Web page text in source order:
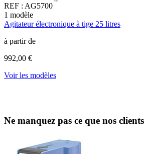
REF : AG5700
1 modèle
Agitateur électronique à tige 25 litres
à partir de
992,00 €
Voir les modèles
Ne manquez pas ce que nos